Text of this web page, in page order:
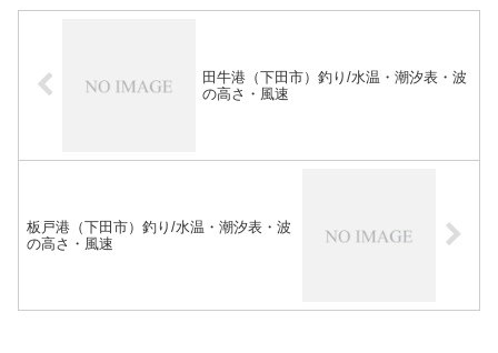
田牛港（下田市）釣り/水温・潮汐表・波
の高さ・風速
板戸港（下田市）釣り/水温・潮汐表・波
の高さ・風速